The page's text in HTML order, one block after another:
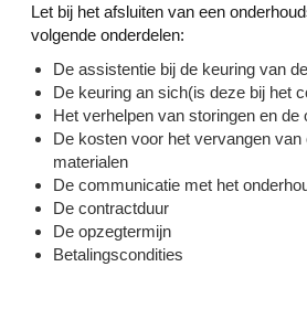
Let bij het afsluiten van een
volgende onderdelen:
De assistentie bij de keuring van
De keuring an sich(is deze bij het
Het verhelpen van storingen en de
De kosten voor het vervangen van
materialen
De communicatie met het
De contractduur
De opzegtermijn
Betalingscondities